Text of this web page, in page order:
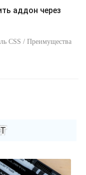
аддон через
CSS / Преимущества